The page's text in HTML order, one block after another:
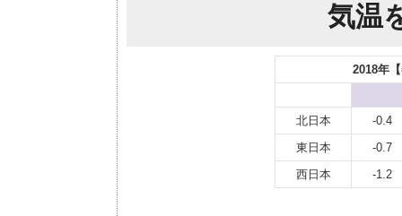
気温
2018年
北日本
-0.4
東日本
-0.7
西日本
-1.2